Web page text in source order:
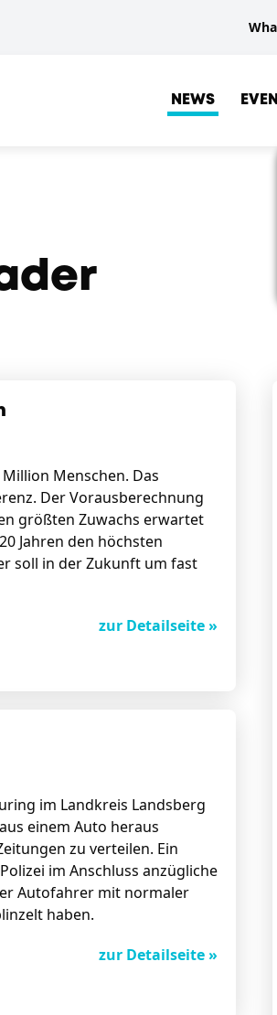
NEWS
Menschen. Das
Der Vorausberechnung
größten Zuwachs erwartet
Jahren den höchsten
soll in der Zukunft um fast
zur Detailseite »
im Landkreis Landsberg
einem Auto heraus
zu verteilen. Ein
im Anschluss anzügliche
Autofahrer mit normaler
haben.
zur Detailseite »